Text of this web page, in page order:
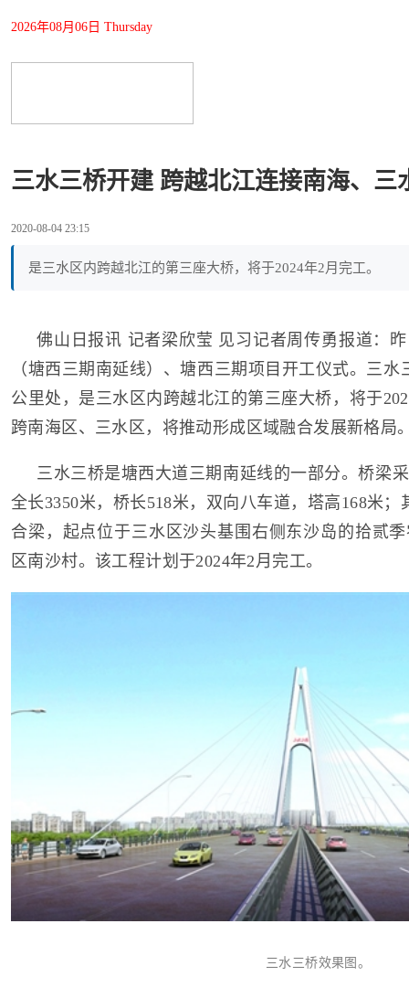
2026年08月06日 Thursday
三水三桥开建 跨越北江连接南海、三
2020-08-04 23:15
是三水区内跨越北江的第三座大桥，将于2024年2月完工。
佛山日报讯 记者梁欣莹 见习记者周传勇报道：
（塘西三期南延线）、塘西三期项目开工仪式。三
公里处，是三水区内跨越北江的第三座大桥，将于
跨南海区、三水区，将推动形成区域融合发展新格局
三水三桥是塘西大道三期南延线的一部分。桥梁
全长3350米，桥长518米，双向八车道，塔高168米
合梁，起点位于三水区沙头基围右侧东沙岛的拾贰
区南沙村。该工程计划于2024年2月完工。
三水三桥效果图。